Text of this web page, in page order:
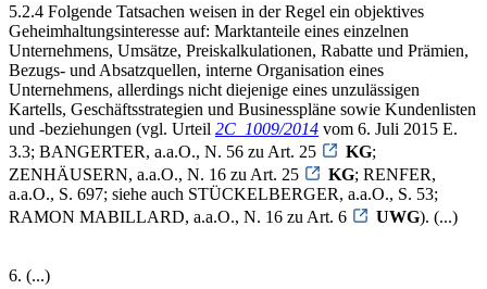
5.2.4 Folgende Tatsachen weisen in der Regel ein objektives
Geheimhaltungsinteresse auf: Marktanteile eines einzelnen
Unternehmens, Umsätze, Preiskalkulationen, Rabatte und Prämien,
Bezugs- und Absatzquellen, interne Organisation eines
Unternehmens, allerdings nicht diejenige eines unzulässigen
Kartells, Geschäftsstrategien und Businesspläne sowie Kundenlisten
und -beziehungen (vgl. Urteil 2C_1009/2014 vom 6. Juli 2015 E.
3.3; BANGERTER, a.a.O., N. 56 zu Art. 25
KG;
ZENHÄUSERN, a.a.O., N. 16 zu Art. 25
KG; RENFER,
a.a.O., S. 697; siehe auch STÜCKELBERGER, a.a.O., S. 53;
RAMON MABILLARD, a.a.O., N. 16 zu Art. 6
UWG). (...)
6. (...)